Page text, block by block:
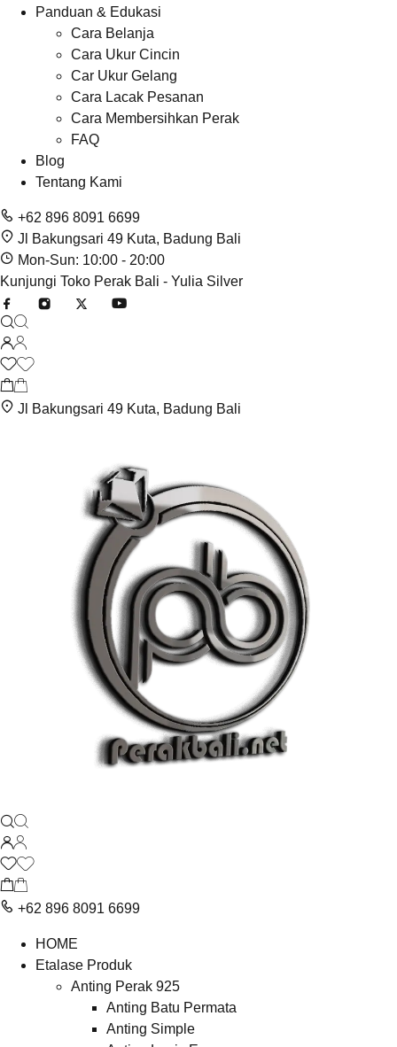
Panduan & Edukasi
Cara Belanja
Cara Ukur Cincin
Car Ukur Gelang
Cara Lacak Pesanan
Cara Membersihkan Perak
FAQ
Blog
Tentang Kami
+62 896 8091 6699
Jl Bakungsari 49 Kuta, Badung Bali
Mon-Sun: 10:00 - 20:00
Kunjungi Toko Perak Bali - Yulia Silver
Jl Bakungsari 49 Kuta, Badung Bali
+62 896 8091 6699
HOME
Etalase Produk
Anting Perak 925
Anting Batu Permata
Anting Simple